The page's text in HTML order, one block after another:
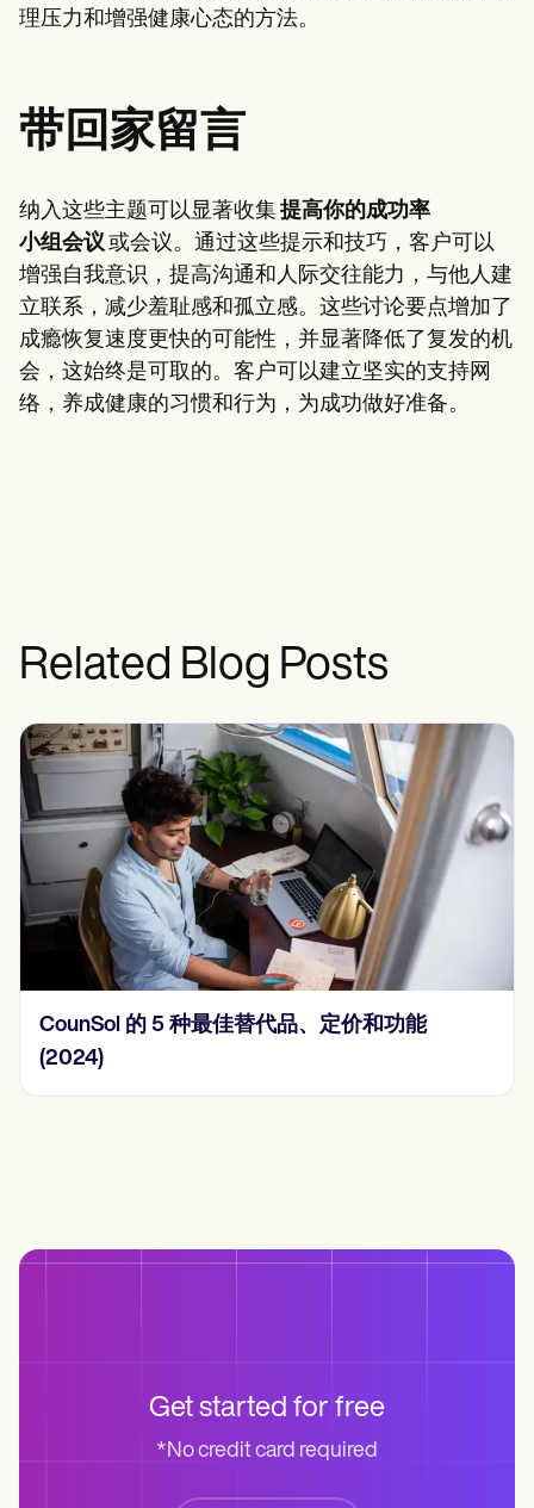
理压力和增强健康心态的方法。
带回家留言
纳入这些主题可以显著收集提高你的成功率
小组会议或会议。通过这些提示和技巧，客户可以
增强自我意识，提高沟通和人际交往能力，与他人建
立联系，减少羞耻感和孤立感。这些讨论要点增加了
成瘾恢复速度更快的可能性，并显著降低了复发的机
会，这始终是可取的。客户可以建立坚实的支持网
络，养成健康的习惯和行为，为成功做好准备。
Related Blog Posts
能 2024 年的 15 个 SOAP 笔记示例
Get started for free
*No credit card required